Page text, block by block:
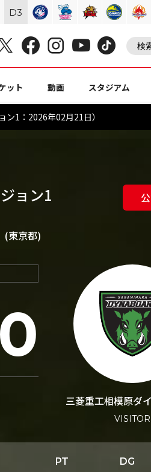
ット 動画 スタジアム
1：2026年02月21日）
ョン1
(東京都)
三菱重工相模原ダ
VISITOR
PT DG
D3